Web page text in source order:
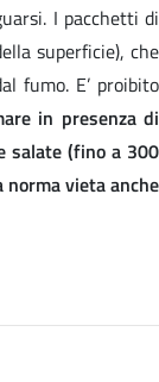
I pacchetti di
superficie), che
fumo. E’ proibito
in presenza di
salate (fino a 300
vieta anche